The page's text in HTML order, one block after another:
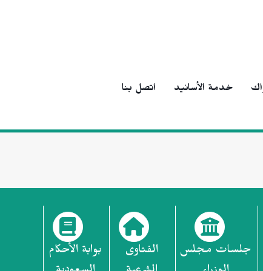
خدمة الأسانيد اتصل بنا
جلسات مجلس
الفتاوى
بوابة الأحكام